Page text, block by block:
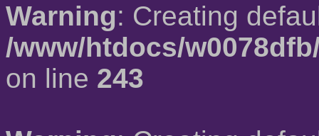
Warning: Creating
/www/htdocs/
on line 243